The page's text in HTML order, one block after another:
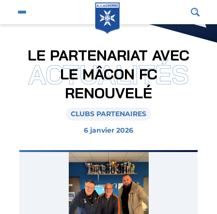
Ouvrir le menu du site
Fermer
Jeunes et féminines
Supporters
Boutique officielle
ACTUALITÉS
LE PARTENARIAT AVEC
LE MÂCON FC
RENOUVELÉ
CLUBS PARTENAIRES
6 janvier 2026